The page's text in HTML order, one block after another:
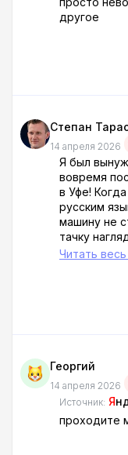
другое
Степан
14 апреля 2026
Я был
вовремя
в Уфе!
русским
машину не
тачку
468 000 .
Читать
Георгий
14 апреля 2026
Источник: Я
проходите